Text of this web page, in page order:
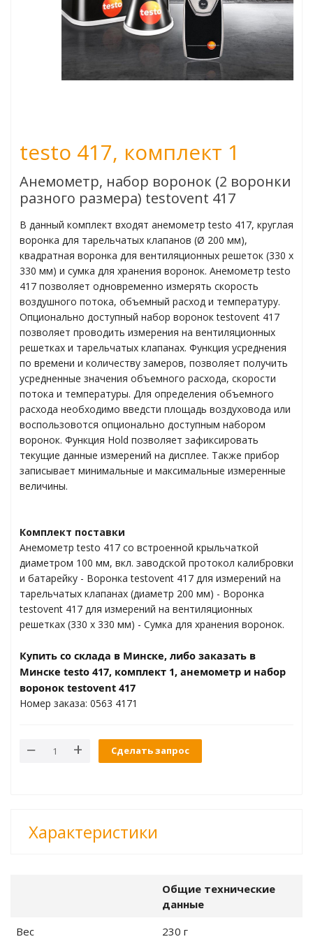
поверхности
материалов
давления
ВКВ
данных
и влажности
и УФ
для
передачей
testo 417, комплект 1
Анемометр, набор воронок (2 воронки
разного размера) testovent 417
В данный комплект входят анемометр testo 417, круглая
воронка для тарельчатых клапанов (Ø 200 мм),
квадратная воронка для вентиляционных решеток (330 x
330 мм) и сумка для хранения воронок. Анемометр testo
417 позволяет одновременно измерять скорость
воздушного потока, объемный расход и температуру.
Опционально доступный набор воронок testovent 417
позволяет проводить измерения на вентиляционных
решетках и тарельчатых клапанах. Функция усреднения
по времени и количеству замеров, позволяет получить
усредненные значения объемного расхода, скорости
потока и температуры. Для определения объемного
расхода необходимо введсти площадь воздуховода или
воспользовотся опционально доступным набором
воронок. Функция Hold позволяет зафиксировать
текущие данные измерений на дисплее. Также прибор
записывает минимальные и максимальные измеренные
величины.
Комплект поставки
Анемометр testo 417 со встроенной крыльчаткой
диаметром 100 мм, вкл. заводской протокол калибровки
и батарейку - Воронка testovent 417 для измерений на
тарельчатых клапанах (диаметр 200 мм) - Воронка
testovent 417 для измерений на вентиляционных
решетках (330 x 330 мм) - Сумка для хранения воронок.
Купить со склада в Минске, либо заказать в
Минске testo 417, комплект 1, анемометр и набор
воронок testovent 417
Номер заказа: 0563 4171
Сделать запрос
Характеристики
Общие технические
данные
Вес
230 г